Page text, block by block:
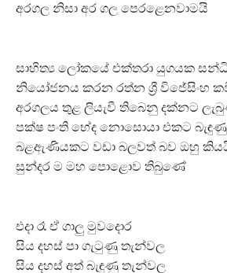
අරගල නිසා අර ගල පෙරළෙනවාමයි
සාහිත්‍ය ලෝකයේ එක්තරා යුගයක
නියෝජනය කරන රත්න ශ්‍රී විජේසිංහ
අරගලය තුළ ලියැවී තිබෙනු දක්නට
පක්ෂ පංති භේද නොසොයා එකට
බළඇණියකට වඩා බලවත් බව ඔහු
සුන්දර ම මහ පොළොව තිබුණේ
එදා රෑ ඒ ගාලු මුවදොර
සිය දහස් පා ගැටුණු තැන්වල
සිය දහස් අත් බැඳුණු තැන්වල